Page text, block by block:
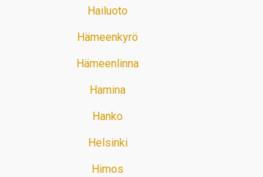
Hailuoto
Hämeenkyrö
Hämeenlinna
Hamina
Hanko
Helsinki
Himos